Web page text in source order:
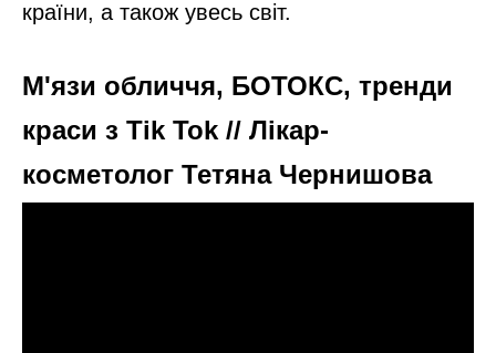
країни, а також увесь світ.
М'язи обличчя, БОТОКС, тренди
краси з Tik Tok // Лікар-
косметолог Тетяна Чернишова